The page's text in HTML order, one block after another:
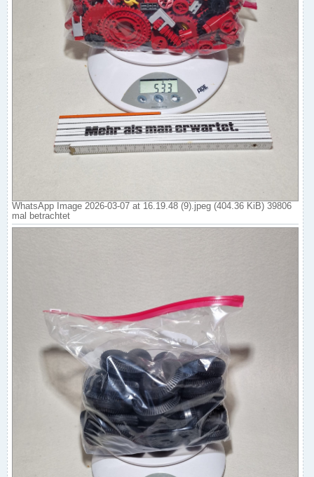
WhatsApp Image 2026-03-07 at 16.19.48 (9).jpeg (404.36 KiB) 39806
mal betrachtet